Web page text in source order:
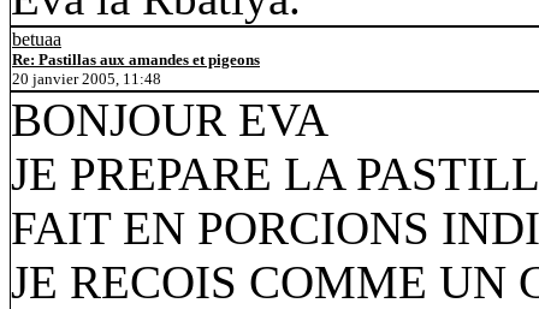
betuaa
Re: Pastillas aux amandes et pigeons
20 janvier 2005, 11:48
BONJOUR EVA
JE PREPARE LA
FAIT EN PORCIONS
JE RECOIS COMME UN